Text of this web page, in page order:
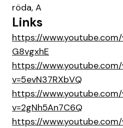
röda, A
Links
https://
G8vgxhE
https://
v=5evN37RXbVQ
https://
v=2gNh5An7C6Q
https://